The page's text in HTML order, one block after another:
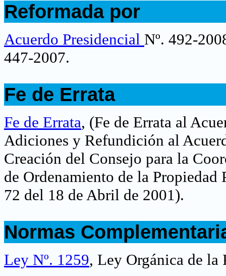
Reformada por
Acuerdo Presidencial Nº. 492-
447-2007.
Fe de Errata
Fe de Errata, (Fe de Errata al
Adiciones y Refundición al
Creación del Consejo para la
de Ordenamiento de la
72 del 18 de Abril de 2001).
Normas
Ley Nº. 1259, Ley Orgánica de la